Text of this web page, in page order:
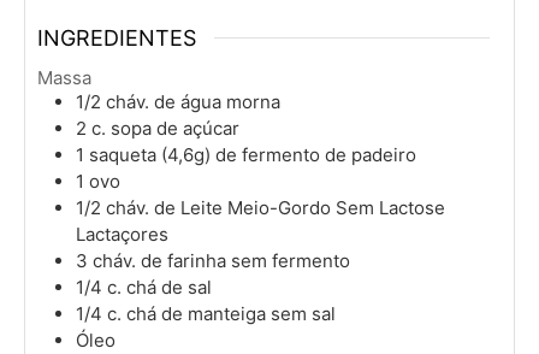
INGREDIENTES
Massa
1/2 cháv. de água morna
2 c. sopa de açúcar
1 saqueta (4,6g) de fermento de padeiro
1 ovo
1/2 cháv. de Leite Meio-Gordo Sem Lactose
Lactaçores
3 cháv. de farinha sem fermento
1/4 c. chá de sal
1/4 c. chá de manteiga sem sal
Óleo